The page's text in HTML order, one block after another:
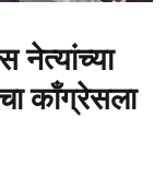
नेत्यांच्या
काँग्रेसला